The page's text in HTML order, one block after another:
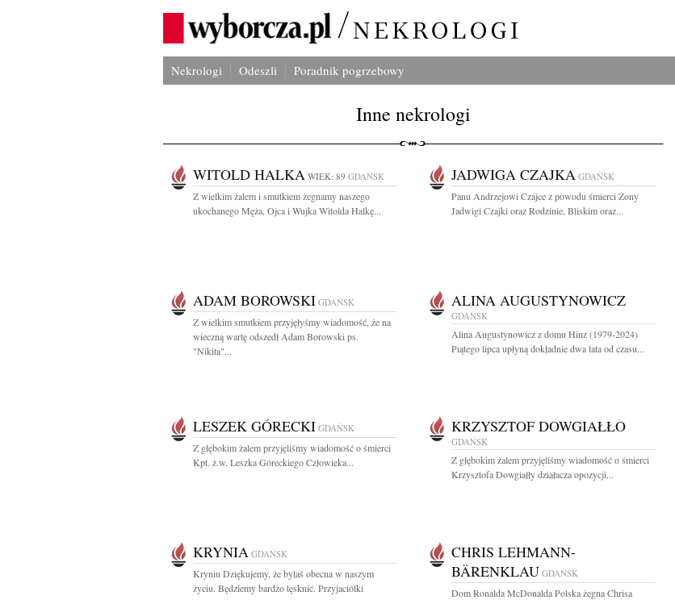
Nekrologi Odeszli Poradnik pogrzebowy
Inne nekrologi
WITOLD HALKA WIEK: 89 GDAŃSK
Z wielkim żalem i smutkiem żegnamy naszego
ukochanego Męża, Ojca i Wujka Witolda Halkę...
JADWIGA CZAJKA GDAŃSK
Panu Andrzejowi Czajce z powodu śmierci Żony
Jadwigi Czajki oraz Rodzinie, Bliskim oraz...
ADAM BOROWSKI GDAŃSK
Z wielkim smutkiem przyjęłyśmy wiadomość, że na
wieczną wartę odszedł Adam Borowski ps.
"Nikita"...
ALINA AUGUSTYNOWICZ
GDAŃSK
Alina Augustynowicz z domu Hinz (1979-2024)
Piątego lipca upłyną dokładnie dwa lata od czasu...
LESZEK GÓRECKI GDAŃSK
Z głębokim żalem przyjęliśmy wiadomość o śmierci
Kpt. ż.w. Leszka Góreckiego Człowieka...
KRZYSZTOF DOWGIAŁŁO
GDAŃSK
Z głębokim żalem przyjęliśmy wiadomość o śmierci
Krzysztofa Dowgiałły działacza opozycji...
KRYNIA GDAŃSK
Kryniu Dziękujemy, że byłaś obecna w naszym
życiu. Będziemy bardzo tęsknić. Przyjaciólki
CHRIS LEHMANN-
BÄRENKLAU GDAŃSK
Dom Ronalda McDonalda Polska żegna Chrisa